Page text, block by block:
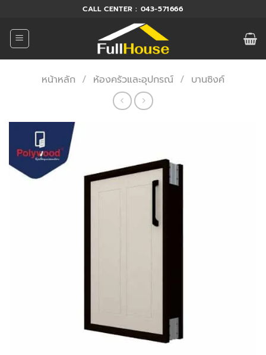
ยัง
เนื้อหา
CALL CENTER : 043-571666
หน้าหลัก / ห้องครัวและอุปกรณ์ / บานซิงค์